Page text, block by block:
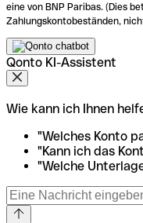
eine von BNP Paribas. (Dies
Zahlungskontobeständen,
Qonto KI-Assistent
Wie kann ich Ihnen
"Welches Konto
"Kann ich das
"Welche